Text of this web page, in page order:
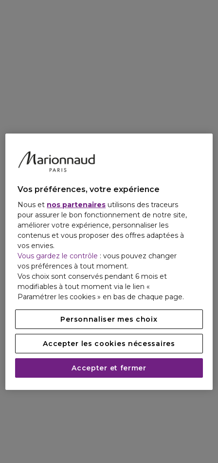
Vos préférences, votre expérience
Nous et nos partenaires utilisons des traceurs
pour assurer le bon fonctionnement de notre site,
améliorer votre expérience, personnaliser les
contenus et vous proposer des offres adaptées à
vos envies.
Vous gardez le contrôle : vous pouvez changer
vos préférences à tout moment.
Vos choix sont conservés pendant 6 mois et
modifiables à tout moment via le lien «
Paramétrer les cookies » en bas de chaque page.
Personnaliser mes choix
Accepter les cookies nécessaires
Accepter et fermer